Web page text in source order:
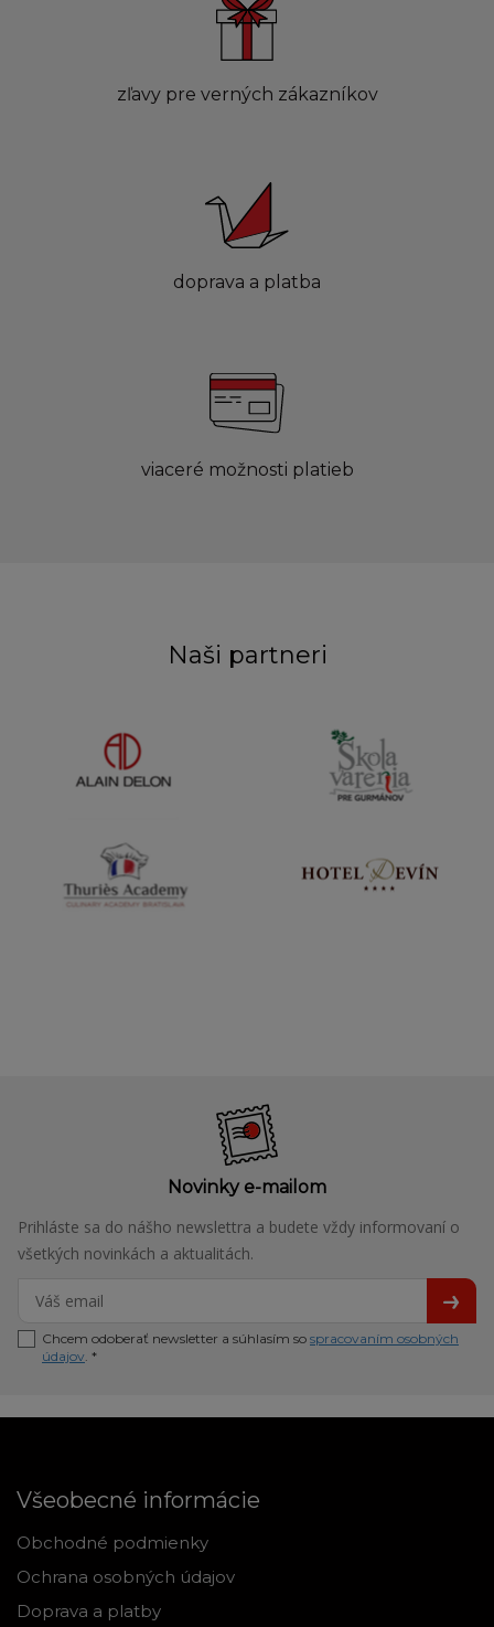
zľavy pre verných zákazníkov
doprava a platba
viaceré možnosti platieb
Naši partneri
Novinky e-mailom
Prihláste sa do nášho newslettra a budete vždy informovaní o
všetkých novinkách a aktualitách.
Chcem odoberať newsletter a súhlasím so spracovaním osobných
údajov. *
Všeobecné informácie
Obchodné podmienky
Ochrana osobných údajov
Doprava a platby